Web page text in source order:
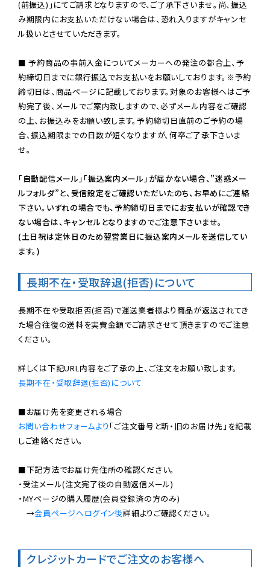
(前振込)」にてご請求となりますので、ご了承下さいませ。尚、振込
み期限内にお支払いただけない場合は、恐れ入りますがキャンセ
ル扱いとさせていただきます。
■ 予約商品の事前入金についてメーカーへの発注の都合上、予
約締切日までに銀行振込でお支払いをお願いしております。※予約
締切日は、商品ページに記載しております。対象のお客様へはご予
約完了後、メールでご案内致しますので、必ずメール内容をご確認
の上、お振込みをお願い致します。予約締切日直前のご予約の場
合、振込期限までの日数が短くなりますが、何卒ご了承下さいま
せ。
「自動配信メール」「振込案内メール」が届かない場合、”迷惑メー
ルフォルダ”と、受信設定をご確認いただいたのち、お早めにご連絡
下さい。いずれの場合でも、予約締切日までにお支払いが確認でき
ない場合は、キャンセルとなりますのでご注意下さいませ。
(土日祝は定休日のため翌営業日に振込案内メールを送信してい
ます。)
長期不在・受取辞退(拒否)について
長期不在や受取拒否(拒否)で運送業者様より商品が返送されてき
た場合往復の送料を実費金額でご請求させて頂きますのでご注意
ください。
長期不在・受取辞退(拒否)について
お問い合わせフォームより 「ご注文番号と新・旧のお届け先」を記載
しご連絡ください。
■下記方法でお届け先住所の確認ください。
・受注メール(注文完了後の自動返信メール)
・MYページの購入履歴(会員登録済の方のみ)
→会員ページへログイン後詳細よりご確認ください。
クレジットカードでご注文のお客様へ